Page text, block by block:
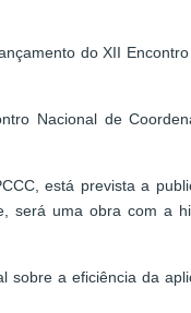
do XII
Nacional de
está prevista a
será uma obra com a
sobre a eficiência da